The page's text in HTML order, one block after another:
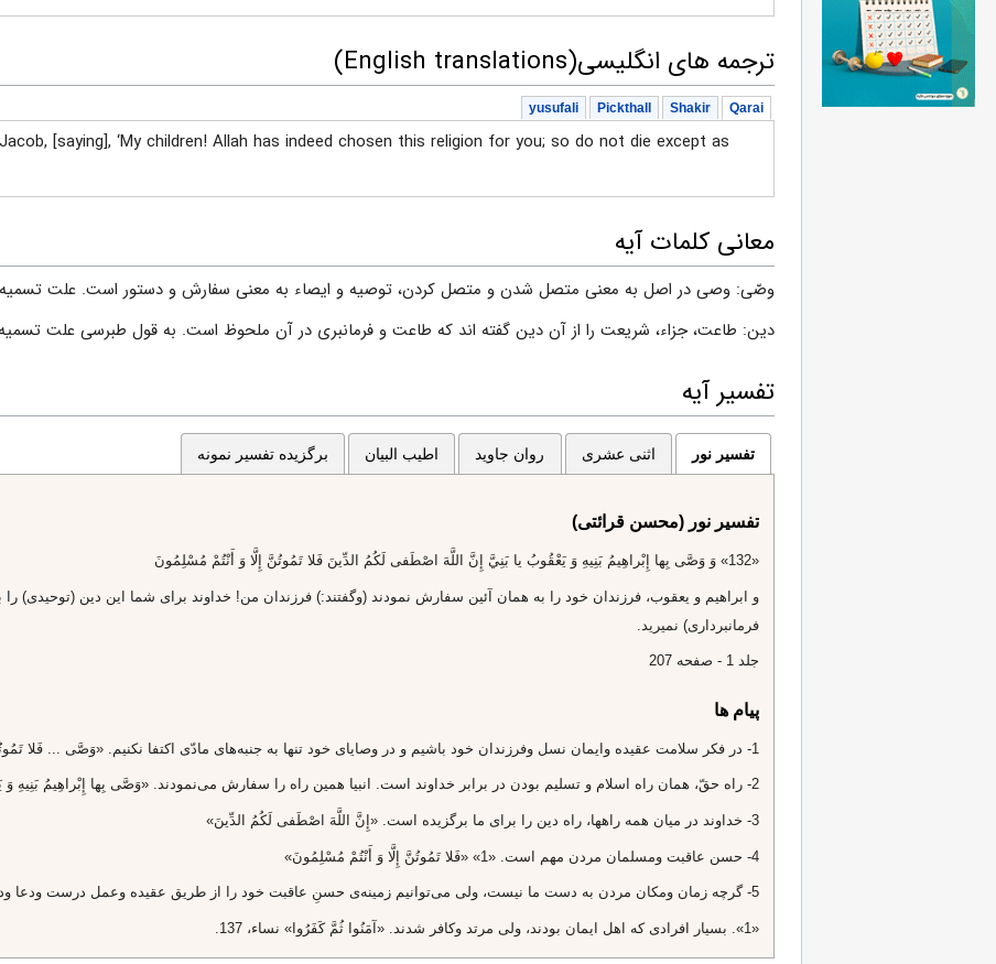
ترجمه های انگلیسی(English translations)
Qarai
Shakir
Pickthall
yusufali
[saying], ‘My children! Allah has indeed chosen this religion for you; so do not die except as
معانی کلمات آیه
وصّى: وصى در اصل به معنى متصل شدن و متصل كردن، توصيه و ايصاء به معنى سفارش و دستور است. علت تسميه
دين: طاعت، جزاء، شريعت را از آن دين گفته اند كه طاعت و فرمانبرى در آن ملحوظ است. به قول طبرسى علت
تفسیر آیه
تفسیر نور اثنی عشری روان جاوید اطیب البیان برگزیده تفسیر نمونه
تفسیر نور (محسن قرائتی)
«132» وَ وَصَّى بِها إِبْراهِيمُ بَنِيهِ وَ يَعْقُوبُ يا بَنِيَّ إِنَّ اللَّهَ اصْطَفى‌ لَكُمُ الدِّينَ فَلا تَمُوتُنَّ إِلَّا وَ أَنْتُمْ مُسْلِمُونَ‌
و ابراهيم و يعقوب، فرزندان خود را به همان آئين سفارش نمودند (وگفتند:) فرزندان من! خداوند براى شما اين دين (توحيدى)
فرمانبردارى) نميريد.
جلد 1 - صفحه 207
پیام ها
1- در فكر سلامت عقيده وايمان نسل وفرزندان خود باشيم و در وصاياى خود تنها به جنبه‌هاى مادّى اكتفا نكنيم. «وَصَّى ... فَلا تَمُوتُنَّ إِلَّا وَ أَنْتُمْ مُسْلِمُونَ»
2- راه حقّ، همان راه اسلام و تسليم بودن در برابر خداوند است. انبيا همين راه را سفارش مى‌نمودند. «وَصَّى بِها إِبْراهِيمُ بَنِيهِ وَ يَعْقُوبُ»
3- خداوند در ميان همه راهها، راه دين را براى ما برگزيده است. «إِنَّ اللَّهَ اصْطَفى‌ لَكُمُ الدِّينَ»
4- حسن عاقبت ومسلمان مردن مهم است. «1» «فَلا تَمُوتُنَّ إِلَّا وَ أَنْتُمْ مُسْلِمُونَ»
5- گرچه زمان ومكان مردن به دست ما نيست، ولى مى‌توانيم زمينه‌ى حسنِ عاقبت خود را از طريق عقيده وعمل درست ودعا ودورى از گناه و افراد فاسد، فراهم كنيم. «فَلا تَمُوتُنَّ إِلَّا وَ أَنْتُمْ مُسْلِمُونَ»
«1». بسيار افرادى كه اهل ايمان بودند، ولى مرتد وكافر شدند. «آمَنُوا ثُمَّ كَفَرُوا» نساء، 137.